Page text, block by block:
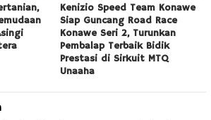
Kenizio Speed Team Konawe
Siap Guncang Road Race
Konawe Seri 2, Turunkan
Pembalap Terbaik Bidik
Prestasi di Sirkuit MTQ
Unaaha